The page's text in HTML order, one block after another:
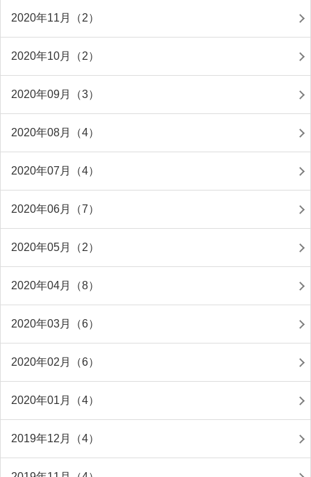
2020年11月（2）
2020年10月（2）
2020年09月（3）
2020年08月（4）
2020年07月（4）
2020年06月（7）
2020年05月（2）
2020年04月（8）
2020年03月（6）
2020年02月（6）
2020年01月（4）
2019年12月（4）